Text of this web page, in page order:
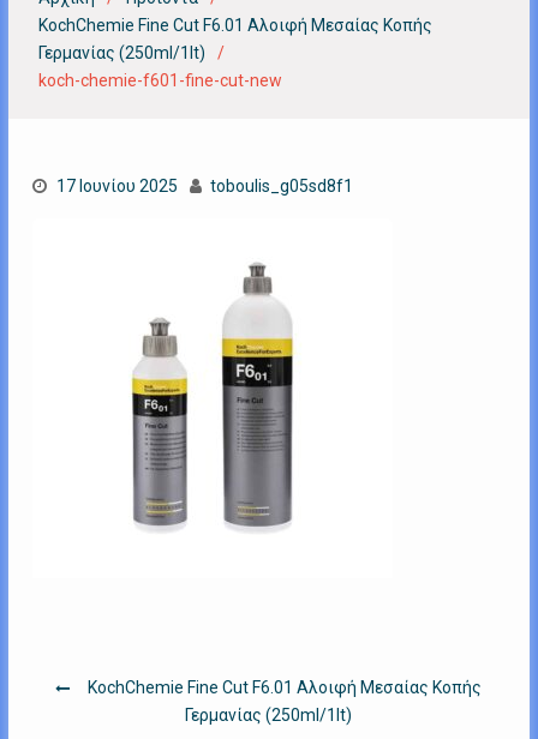
KochChemie Fine Cut F6.01 Αλοιφή Μεσαίας Κοπής
Γερμανίας (250ml/1lt)
koch-chemie-f601-fine-cut-new
17 Ιουνίου 2025 toboulis_g05sd8f1
ΠλοήγησηKochChemie Fine Cut F6.01 Αλοιφή Μεσαίας Κοπής
Γερμανίας (250ml/1lt)